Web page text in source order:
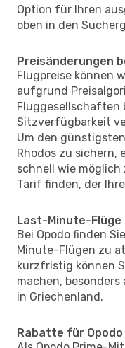
Option für Ihren
oben in den
Preisänderungen
Flugpreise können
aufgrund
Fluggesellschaften
Sitzverfügbarkeit
Um den
Rhodos zu sichern,
schnell wie möglich
Tarif finden, der
Last-Minute-Flüge
Bei Opodo finden
Minute-Flügen zu
kurzfristig können
machen,
in Griechenland.
Rabatte für